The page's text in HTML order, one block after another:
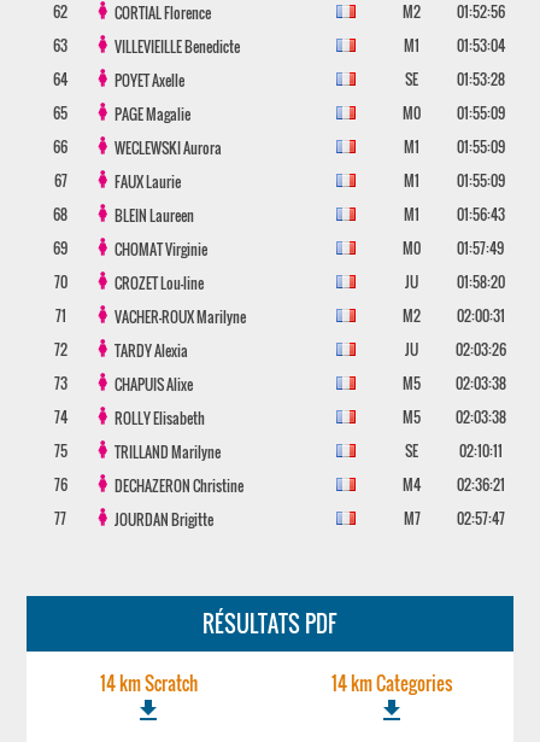
62
CORTIALFlorence M2
01:52:56
63
VILLEVIEILLEBenedicte M1
01:53:04
64
POYETAxelle SE
01:53:28
65
PAGEMagalie M0
01:55:09
66
WECLEWSKIAurora M1
01:55:09
67
FAUXLaurie M1
01:55:09
68
BLEINLaureen M1
01:56:43
69
CHOMATVirginie M0
01:57:49
70
CROZETLou-line JU
01:58:20
71
VACHER-ROUXMarilyne M2
02:00:31
72
TARDYAlexia JU
02:03:26
73
CHAPUISAlixe M5
02:03:38
74
ROLLYElisabeth M5
02:03:38
75
TRILLANDMarilyne SE
02:10:11
76
DECHAZERONChristine M4
02:36:21
77
JOURDANBrigitte M7 02:57:47
RÉSULTATS PDF
14 km Scratch
file_download
14 km Categories
file_download